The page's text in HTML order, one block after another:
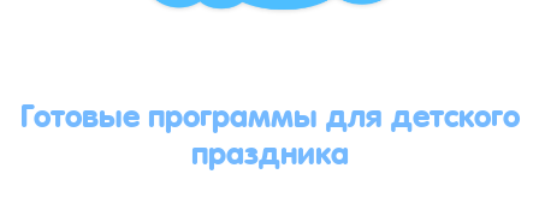
Готовые программы для детского
праздника